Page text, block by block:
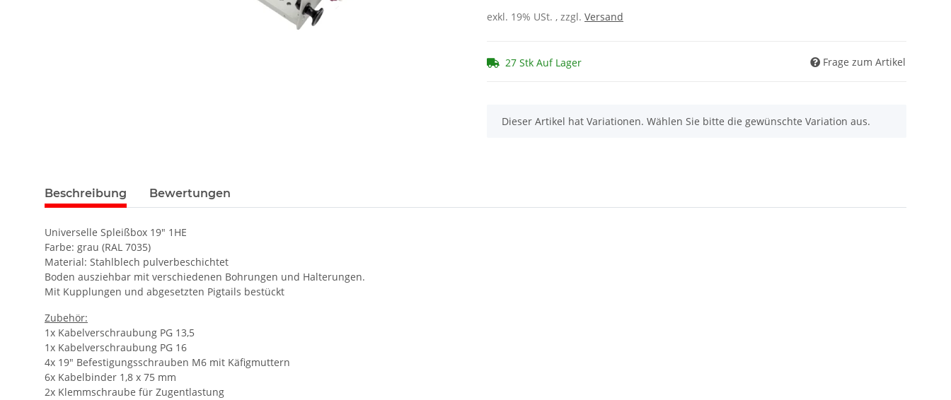
exkl. 19% USt. , zzgl. Versand
27 Stk Auf Lager Frage zum Artikel
x
Dieser Artikel hat Variationen. Wählen Sie bitte die gewünschte Variation aus.
Beschreibung Bewertungen
Universelle Spleißbox 19" 1HE
Farbe: grau (RAL 7035)
Material: Stahlblech pulverbeschichtet
Boden ausziehbar mit verschiedenen Bohrungen und Halterungen.
Mit Kupplungen und abgesetzten Pigtails bestückt
Zubehör:
1x Kabelverschraubung PG 13,5
1x Kabelverschraubung PG 16
4x 19" Befestigungsschrauben M6 mit Käfigmuttern
6x Kabelbinder 1,8 x 75 mm
2x Klemmschraube für Zugentlastung